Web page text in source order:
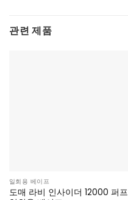
관련 제품
일회용 베이프
도매 라비 인사이더 12000 퍼프